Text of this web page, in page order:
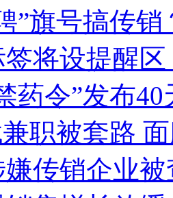
”旗号搞传
将设提醒
药令”发布
职被套路
嫌传销企业